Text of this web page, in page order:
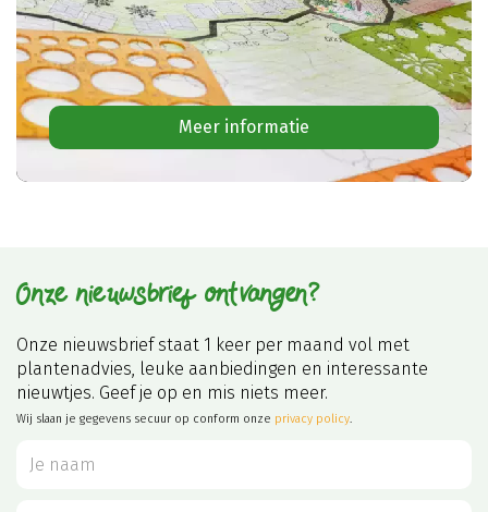
Meer informatie
Onze nieuwsbrief ontvangen?
Onze nieuwsbrief staat 1 keer per maand vol met
plantenadvies, leuke aanbiedingen en interessante
nieuwtjes. Geef je op en mis niets meer.
Wij slaan je gegevens secuur op conform onze privacy policy.